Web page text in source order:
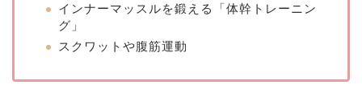
インナーマッスルを鍛える「体幹トレーニン
グ」
スクワットや腹筋運動